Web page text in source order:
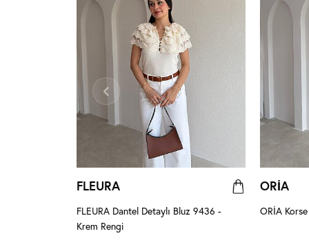
FLEURA
FLEURA Dantel Detaylı Bluz 9436 -
Krem Rengi
ORİA
ORİA